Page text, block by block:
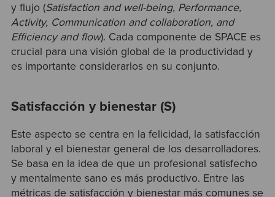
y flujo (Satisfaction and well-being, Performance,
Activity, Communication and collaboration, and
Efficiency and flow). Cada componente de SPACE es
crucial para una visión global de la productividad y
es importante considerarlos en su conjunto.
Satisfacción y bienestar (S)
Este aspecto se centra en la felicidad, la satisfacción
laboral y el bienestar general de los desarrolladores.
Se basa en la idea de que un profesional satisfecho
y mentalmente sano es más productivo. Entre las
métricas de satisfacción y bienestar más comunes se